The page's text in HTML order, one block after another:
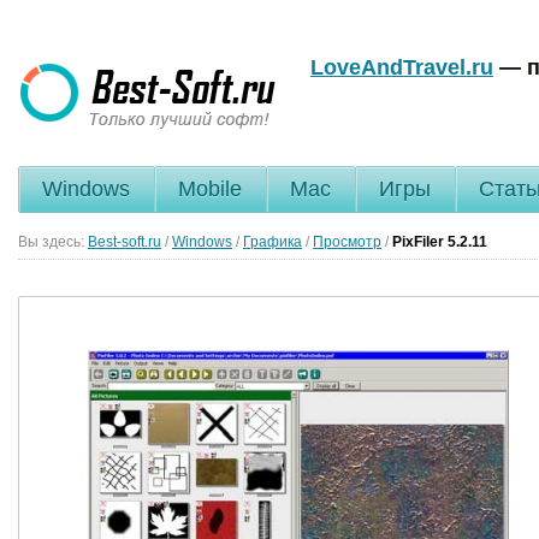
LoveAndTravel.ru —
Windows Mobile Mac Игры
Вы здесь: Best-soft.ru / Windows / Графика / Просмотр / PixFiler 5.2.11